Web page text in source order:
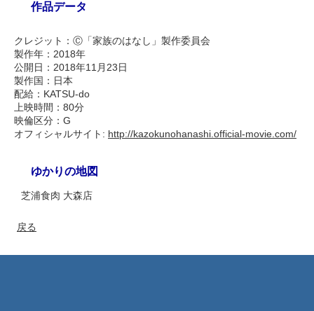
作品データ
クレジット：Ⓒ「家族のはなし」製作委員会
製作年：2018年
公開日：2018年11月23日
製作国：日本
配給：KATSU-do
上映時間：80分
映倫区分：G
オフィシャルサイト: http://kazokunohanashi.official-movie.com/
ゆかりの地図
芝浦食肉 大森店
戻る